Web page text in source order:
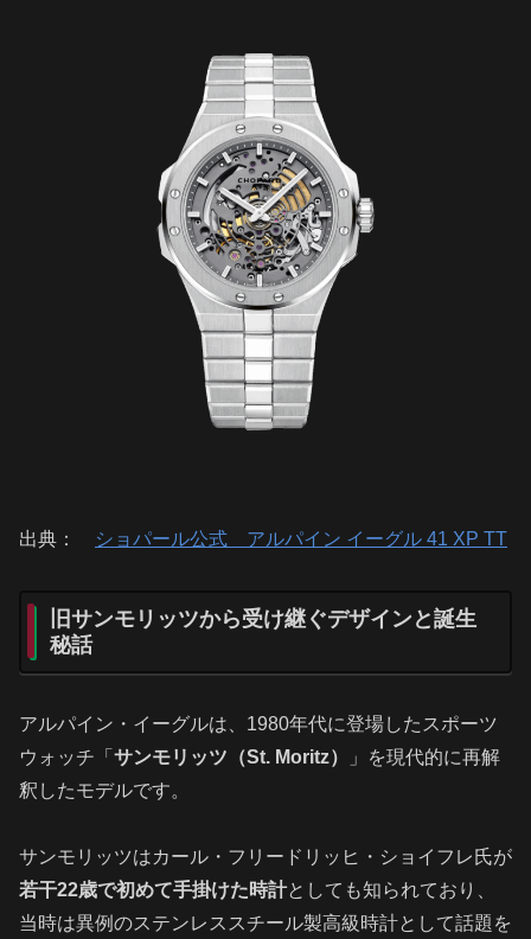
出典： ショパール公式 アルパイン イーグル 41 XP TT
旧サンモリッツから受け継ぐデザインと誕生
秘話
アルパイン・イーグルは、1980年代に登場したスポーツ
ウォッチ「 サンモリッツ（St. Moritz）
」を現代的に再解
釈したモデルです。
サンモリッツはカール・フリードリッヒ・ショイフレ氏が
若干22歳で初めて手掛けた時計としても知られており、
当時は異例のステンレススチール製高級時計として話題を